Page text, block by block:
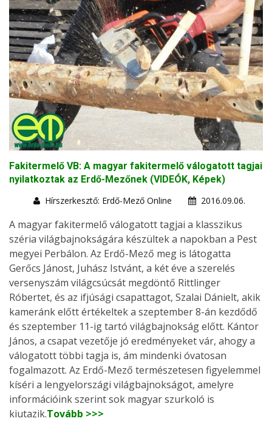
Fakitermelő VB: A magyar fakitermelő válogatott tagjai
nyilatkoztak az Erdő-Mezőnek (VIDEÓK, Képek)
Hírszerkesztő: Erdő-Mező Online
2016.09.06.
A magyar fakitermelő válogatott tagjai a klasszikus
széria világbajnokságára készültek a napokban a Pest
megyei Perbálon. Az Erdő-Mező meg is látogatta
Gerőcs Jánost, Juhász Istvánt, a két éve a szerelés
versenyszám világcsúcsát megdöntő Rittlinger
Róbertet, és az ifjúsági csapattagot, Szalai Dánielt, akik
kameránk előtt értékeltek a szeptember 8-án kezdődő
és szeptember 11-ig tartó világbajnokság előtt. Kántor
János, a csapat vezetője jó eredményeket vár, ahogy a
válogatott többi tagja is, ám mindenki óvatosan
fogalmazott. Az Erdő-Mező természetesen figyelemmel
kíséri a lengyelországi világbajnokságot, amelyre
információink szerint sok magyar szurkoló is
kiutazik.Tovább >>>